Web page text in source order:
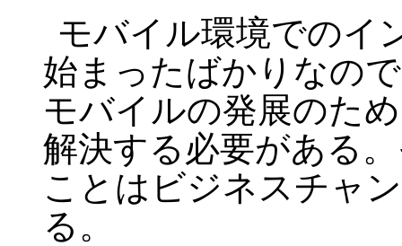
モバイル環境でのイ
始まったばかりなの
モバイルの発展のた
解決する必要がある
ことはビジネスチャ
る。